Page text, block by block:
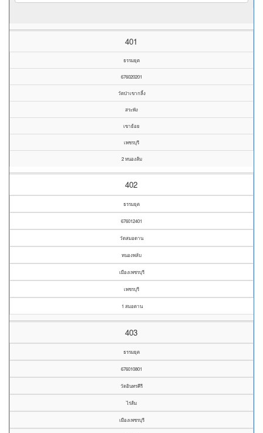
401
ธรรมยุต
676020201
วัดป่าเขากลิ้ง
สระพัง
เขาย้อย
เพชรบุรี
2 หนองส้ม
402
ธรรมยุต
676012401
วัดสมอดาน
หนองพลับ
เมืองเพชรบุรี
เพชรบุรี
1 สมอดาน
403
ธรรมยุต
676010801
วัดอินทรคีรี
ไร่ส้ม
เมืองเพชรบุรี